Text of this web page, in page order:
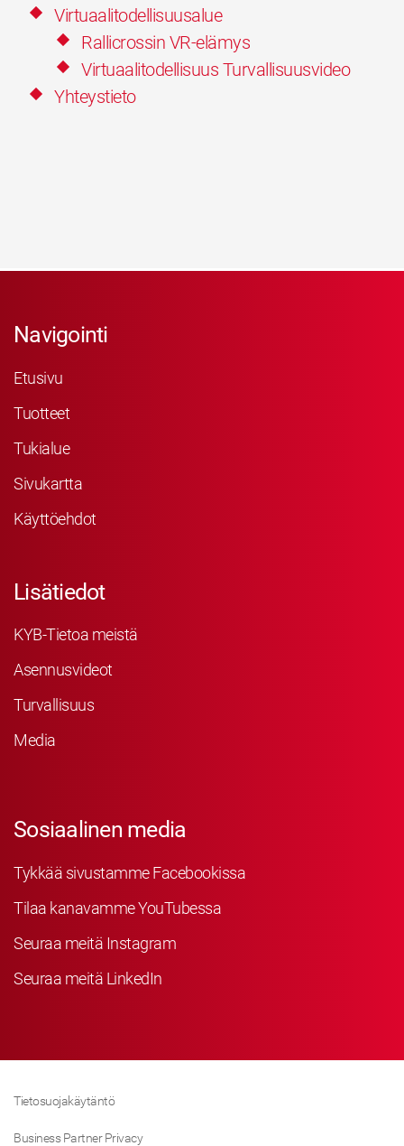
Virtuaalitodellisuusalue
Rallicrossin VR-elämys
Virtuaalitodellisuus Turvallisuusvideo
Yhteystieto
Navigointi
Etusivu
Tuotteet
Tukialue
Sivukartta
Käyttöehdot
Lisätiedot
KYB-Tietoa meistä
Asennusvideot
Turvallisuus
Media
Sosiaalinen media
Tykkää sivustamme Facebookissa
Tilaa kanavamme YouTubessa
Seuraa meitä Instagram
Seuraa meitä LinkedIn
Tietosuojakäytäntö
Business Partner Privacy